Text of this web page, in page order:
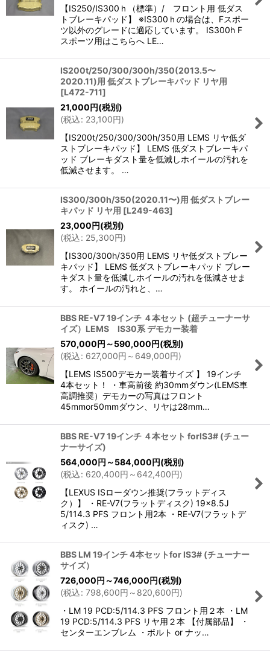
【IS250/IS300ｈ（標準）/ フロント用 低ダス
トブレーキパッド】 ※IS300ｈの場合は、Fスポー
ツ以外のグレードに適応しています。 IS300h F
スポーツ用はこちらへ LE…
IS200t/250/300/300h/350(2013.5〜
2020.11)用 低ダストブレーキパッド リヤ用
[L472-711]
21,000円(税別)
(税込: 23,100円)
【IS200t/250/300/300h/350用 LEMS リヤ低ダ
ストブレーキパッド】 LEMS 低ダストブレーキパ
ッド ブレーキダスト量を低減しホイールの汚れを
低減させます。 …
IS300/300h/350(2020.11〜)用 低ダストブレー
キパッド リヤ用 [L249-463]
23,000円(税別)
(税込: 25,300円)
【IS300/300h/350用 LEMS リヤ低ダストブレー
キパッド】 LEMS 低ダストブレーキパッド ブレー
キダスト量を低減しホイールの汚れを低減させま
す。 ホイールの汚れと、…
BBS RE-V7 19インチ ４本セット (超チューナーサ
イズ）LEMS IS30系 デモカー装着
570,000円 ～590,000円(税別)
(税込: 627,000円 ～649,000円)
【LEMS IS500デモカー装着サイズ 】 19インチ
4本セット！ ・車高前後 約30mmダウン(LEMS車
高調推奨）デモカーの写真はフロント
45mmor50mmダウン、リヤは28mm…
BBS RE-V7 19インチ ４本セット forIS3# (チュー
ナーサイズ)
564,000円 ～584,000円(税別)
(税込: 620,400円 ～642,400円)
【LEXUS ISローダウン推奨(フラットディス
ク）】 ・RE-V7(フラットディスク) 19×8.5J
5/114.3 PFS フロント用2本 ・RE-V7(フラットデ
ィスク) …
BBS LM 19インチ 4本セットfor IS3# (チューナー
サイズ）
726,000円 ～746,000円(税別)
(税込: 798,600円 ～820,600円)
・LM 19 PCD:5/114.3 PFS フロント用２本 ・LM
19 PCD:5/114.3 PFS リヤ用２本 【付属部品】 ・
センターエンブレム ・ボルト or ナッ…